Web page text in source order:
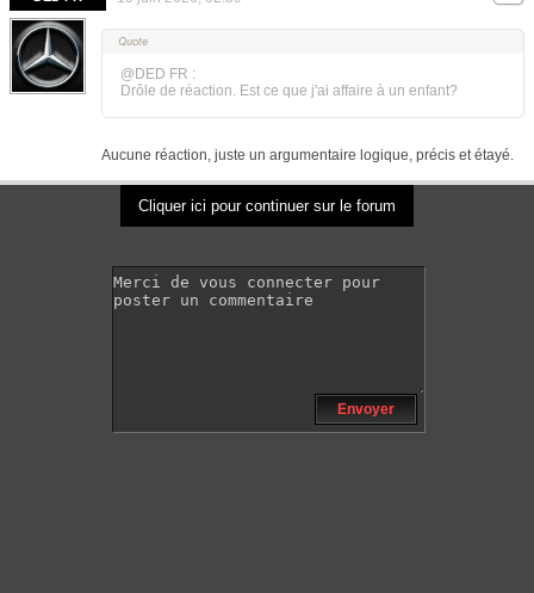
@DED FR :
Drôle de réaction. Est ce que j'ai affaire à un enfant?
Aucune réaction, juste un argumentaire logique, précis et étayé.
Cliquer ici pour continuer sur le forum
Envoyer